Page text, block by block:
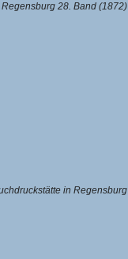
28. Band (1872)
in Regensburg